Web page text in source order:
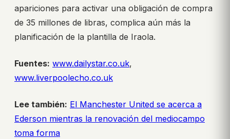
apariciones para activar una obligación de compra
de 35 millones de libras, complica aún más la
planificación de la plantilla de Iraola.
Fuentes: www.dailystar.co.uk,
www.liverpoolecho.co.uk
Lee también: El Manchester United se acerca a
Ederson mientras la renovación del mediocampo
toma forma